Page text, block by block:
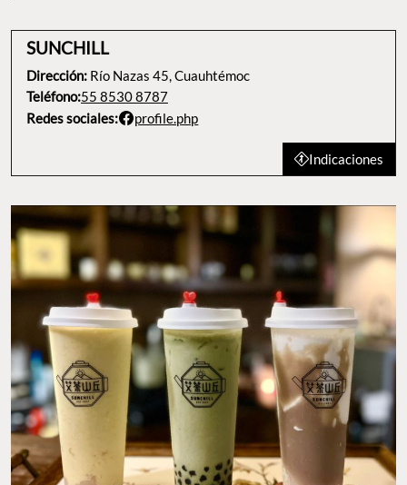
SUNCHILL
Dirección: Río Nazas 45, Cuauhtémoc
Teléfono:55 8530 8787
Redes sociales:
profile.php
Indicaciones